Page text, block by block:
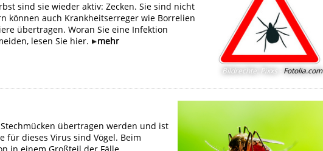
Bildrechte: Pixxs - Fotolia.com
sind sie wieder aktiv: Zecken. Sie sind nicht
können auch Krankheitserreger wie Borrelien
übertragen. Woran Sie eine Infektion
lesen Sie hier.
mehr
übertragen werden und ist
dieses Virus sind Vögel. Beim